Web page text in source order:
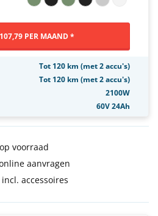
PER MAAND *
Tot 120 km (met 2 accu's)
Tot 120 km (met 2 accu's)
2100W
60V 24Ah
voorraad
aanvragen
accessoires